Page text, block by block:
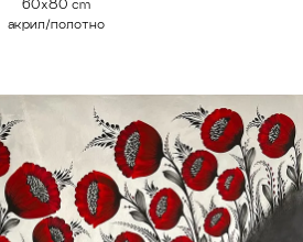
60х80 cm
акрил/полотно